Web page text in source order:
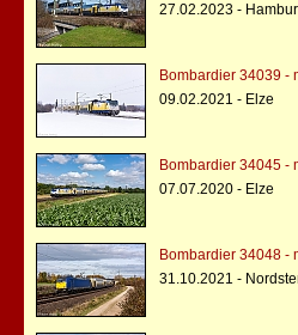
27.02.2023 -
Bombardier 34039 -
09.02.2021 - Elze
Bombardier 34045 -
07.07.2020 - Elze
Bombardier 34048 -
31.10.2021 -